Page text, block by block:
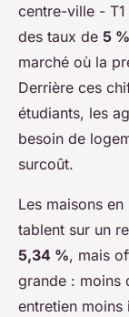
centre-ville -
des taux de 5
marché où la
Derrière ces
étudiants, les
besoin de
surcoût.
Les maisons
tablent sur un
5,34 %, mais
grande : moins
entretien moins